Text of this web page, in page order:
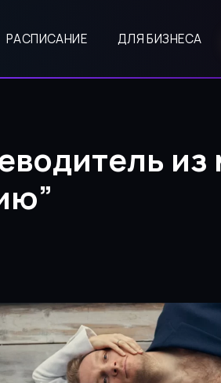
РАСПИСАНИЕ ДЛЯ БИЗНЕСА
осознанному пробуждению”
из